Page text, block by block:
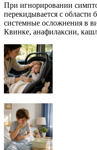
При игнорировании
перекидывается с области
системные осложнения в
Квинке, анафилаксии,